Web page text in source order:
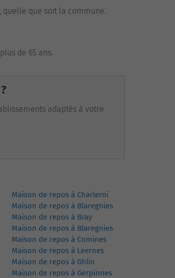
quelle que soit la commune.
de 65 ans.
adaptés à votre
Maison de repos à Charleroi
Maison de repos à Blaregnies
Maison de repos à Bray
Maison de repos à Blaregnies
Maison de repos à Comines
Maison de repos à Leernes
Maison de repos à Ghlin
Maison de repos à Gerpinnes